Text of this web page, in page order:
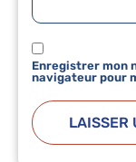
Enregistrer mon
navigateur pour